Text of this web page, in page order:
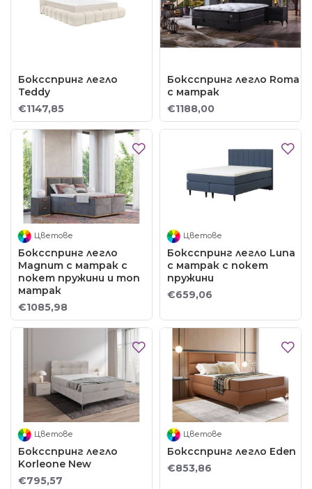
Боксспринг легло
Teddy
€1147,85
Боксспринг легло Roma
с матрак
€1188,00
Цветове
Боксспринг легло
Magnum с матрак с
покет пружини и топ
матрак
€1085,98
Цветове
Боксспринг легло Luna
с матрак с покет
пружини
€659,06
Цветове
Боксспринг легло
Korleone New
€795,57
Цветове
Боксспринг легло Eden
€853,86